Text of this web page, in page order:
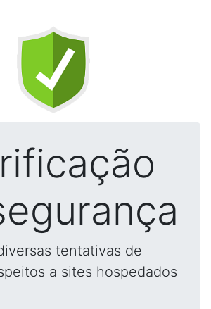
tentativas de
a sites hospedados